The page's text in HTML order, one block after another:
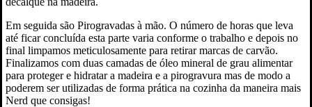
Em seguida são Pirogravadas à mão. O número de horas que leva
até ficar concluída esta parte varia conforme o trabalho e depois no
final limpamos meticulosamente para retirar marcas de carvão.
Finalizamos com duas camadas de óleo mineral de grau alimentar
para proteger e hidratar a madeira e a pirogravura mas de modo a
poderem ser utilizadas de forma prática na cozinha da maneira mais
Nerd que consigas!